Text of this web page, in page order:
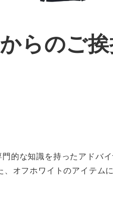
らのご
的な知識を持ったアドバ
オフホワイトのアイテム